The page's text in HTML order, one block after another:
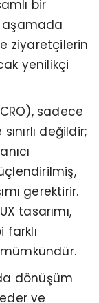
bir
aşamada
ziyaretçilerin
yenilikçi
sadece
değildir;
gerektirir.
tasarımı,
dönüşüm
ve